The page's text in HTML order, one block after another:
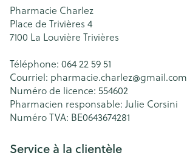
Pharmacie Charlez
Place de Trivières 4
7100 La Louvière Trivières
Téléphone: 064 22 59 51
Courriel: pharmacie.charlez@gmail.com
Numéro de licence: 554602
Pharmacien responsable: Julie Corsini
Numéro TVA: BE0643674281
Service à la clientèle